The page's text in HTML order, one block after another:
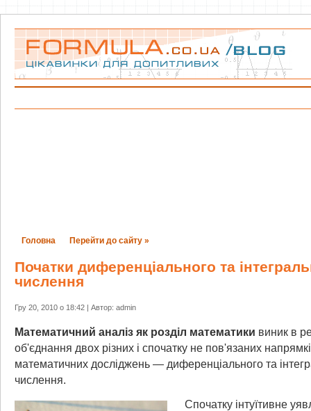
Головна Перейти до сайту »
Початки диференціального та
числення
Гру 20, 2010 о 18:42 | Автор: admin
Математичний аналіз як розділ математики виник в
об'єднання двох різних і спочатку не пов'язаних
математичних досліджень — диференціального та
числення.
Спочатку інтуїтивне